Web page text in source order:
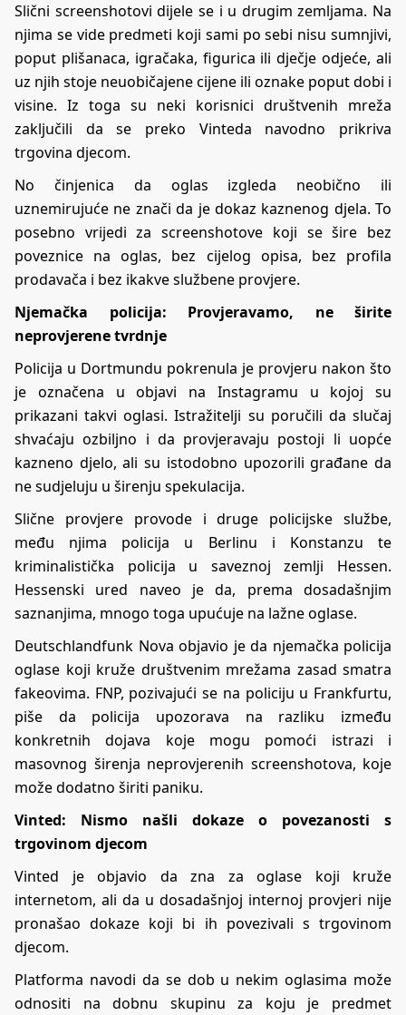
Slični screenshotovi dijele se i u drugim zemljama. Na
njima se vide predmeti koji sami po sebi nisu sumnjivi,
poput plišanaca, igračaka, figurica ili dječje odjeće, ali
uz njih stoje neuobičajene cijene ili oznake poput dobi i
visine. Iz toga su neki korisnici društvenih mreža
zaključili da se preko Vinteda navodno prikriva
trgovina djecom.
No činjenica da oglas izgleda neobično ili
uznemirujuće ne znači da je dokaz kaznenog djela. To
posebno vrijedi za screenshotove koji se šire bez
poveznice na oglas, bez cijelog opisa, bez profila
prodavača i bez ikakve službene provjere.
Njemačka policija: Provjeravamo, ne širite
neprovjerene tvrdnje
Policija u Dortmundu pokrenula je provjeru nakon što
je označena u objavi na Instagramu u kojoj su
prikazani takvi oglasi. Istražitelji su poručili da slučaj
shvaćaju ozbiljno i da provjeravaju postoji li uopće
kazneno djelo, ali su istodobno upozorili građane da
ne sudjeluju u širenju spekulacija.
Slične provjere provode i druge policijske službe,
među njima policija u Berlinu i Konstanzu te
kriminalistička policija u saveznoj zemlji Hessen.
Hessenski ured naveo je da, prema dosadašnjim
saznanjima, mnogo toga upućuje na lažne oglase.
Deutschlandfunk Nova objavio je da njemačka policija
oglase koji kruže društvenim mrežama zasad smatra
fakeovima. FNP, pozivajući se na policiju u Frankfurtu,
piše da policija upozorava na razliku između
konkretnih dojava koje mogu pomoći istrazi i
masovnog širenja neprovjerenih screenshotova, koje
može dodatno širiti paniku.
Vinted: Nismo našli dokaze o povezanosti s
trgovinom djecom
Vinted je objavio da zna za oglase koji kruže
internetom, ali da u dosadašnjoj internoj provjeri nije
pronašao dokaze koji bi ih povezivali s trgovinom
djecom.
Platforma navodi da se dob u nekim oglasima može
odnositi na dobnu skupinu za koju je predmet